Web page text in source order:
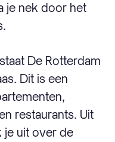
je nek door het
De Rotterdam
Dit is een
restaurants. Uit
je uit over de